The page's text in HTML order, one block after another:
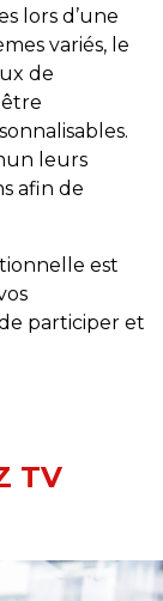
lors d’une
variés, le
de
leurs
afin de
est
participer et
TV